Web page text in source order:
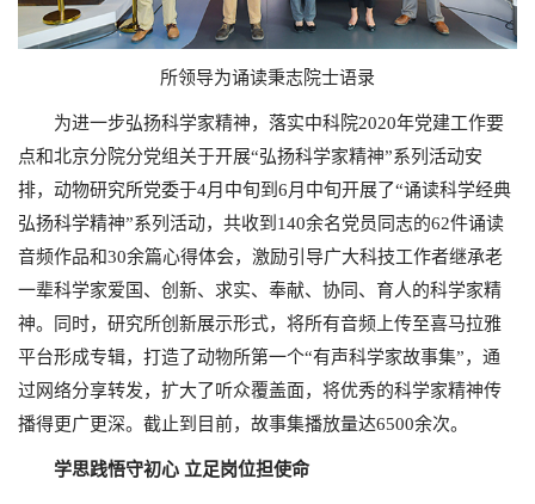
所领导为诵读秉志院士语录
为进一步弘扬科学家精神，落实中科院2020年党建工作要
点和北京分院分党组关于开展“弘扬科学家精神”系列活动安
排，动物研究所党委于4月中旬到6月中旬开展了“诵读科学经典
弘扬科学精神”系列活动，共收到140余名党员同志的62件诵读
音频作品和30余篇心得体会，激励引导广大科技工作者继承老
一辈科学家爱国、创新、求实、奉献、协同、育人的科学家精
神。同时，研究所创新展示形式，将所有音频上传至喜马拉雅
平台形成专辑，打造了动物所第一个“有声科学家故事集”，通
过网络分享转发，扩大了听众覆盖面，将优秀的科学家精神传
播得更广更深。截止到目前，故事集播放量达6500余次。
学思践悟守初心 立足岗位担使命